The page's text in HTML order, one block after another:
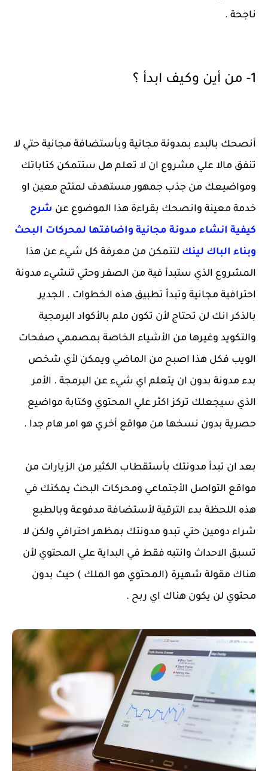
ناجحة .
1- من أين وكيف ابدأ ؟
أنصحك بالبدء بمدونة مجانية وبأستضافة مجانية حتي لا
تنفق مالا علي مشروع ان لا تعلم هل ستتمكن كتاباتك
ومواضيعك من جذب جمهور مستهدف لمنتج معين او
خدمة معينة وانصحك بقراءة هذا الموضوع عن شرح
كيفية انشاء مدونة مجانية واضافتها لمحركات البحث
وبناء الباك لينك لتتمكن من معرفة كل شيء عن هذا
المشروع الذي ستبدأ فية من الصفر وحتي تنشيء مدونة
احترافية مجانية وتبدأ تطبيق هذه الخطوات . الجدير
بالذكر انك لن تحتاج لأن تكون ملم بالأكواد البرمجية
والتكويد وغيرها من الأشياء الخاصة بمصممي صفحات
الويب فكل هذا اصبح من الماضي ويمكن لأي شخص
بدء مدونة بدون ان يتعلم اي شيء عن البرمجة . الأمر
الذي سيجعلك تركز اكثر علي المحتوي وكتابة مواضيع
حصرية بدون نسخها من مواقع أخري هو امر هام جدا .
بعد ان تبدأ مدونتك بأستقطاب الكثير من الزيارات من
مواقع التواصل الأجتماعي ومحركات البحث يمكنك في
هذه اللحظة بدء الترقية لأستضافة مدفوعة وبالطبع
شراء دومين حتي تبدو مدونتك بمظهر احترافي ولكن لا
تسبق الاحداث وانتبه فقط في البداية علي المحتوي لأن
هناك مقولة شهيرة (المحتوي هو الملك ) حيث بدون
محتوي لن يكون هناك اي ربح .